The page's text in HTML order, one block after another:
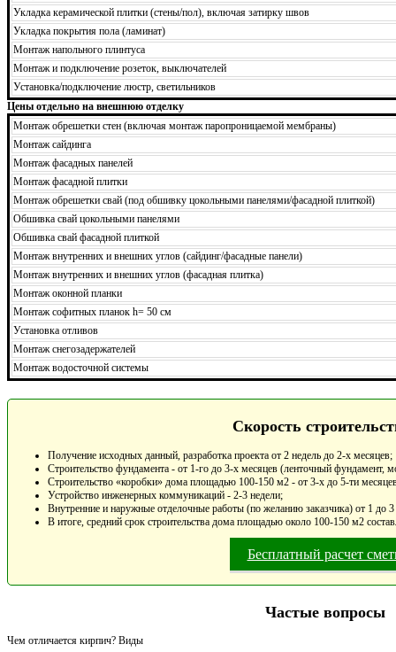
Укладка керамической плитки (стены/пол), включая затирку швов
Укладка покрытия пола (ламинат)
Монтаж напольного плинтуса
Монтаж и подключение розеток, выключателей
Установка/подключение люстр, светильников
Цены отдельно на внешнюю отделку
Монтаж обрешетки стен (включая монтаж паропроницаемой мембраны)
Монтаж сайдинга
Монтаж фасадных панелей
Монтаж фасадной плитки
Монтаж обрешетки свай (под обшивку цокольными панелями/фасадной плиткой)
Обшивка свай цокольными панелями
Обшивка свай фасадной плиткой
Монтаж внутренних и внешних углов (сайдинг/фасадные панели)
Монтаж внутренних и внешних углов (фасадная плитка)
Монтаж оконной планки
Монтаж софитных планок h= 50 см
Установка отливов
Монтаж снегозадержателей
Монтаж водосточной системы
Скорость
Получение исходных данный, разработка проекта от 2 недель до 2-х месяцев;
Строительство фундамента - от 1-го до 3-х месяцев (ленточный фундамент,
Строительство «коробки» дома площадью 100-150 м2 - от 3-х до 5-ти
Устройство инженерных коммуникаций - 2-3 недели;
Внутренние и наружные отделочные работы (по желанию заказчика) от 1 до
В итоге, средний срок строительства дома площадью около 100-150 м2
Бесплатный расчет
Частые вопросы
Чем отличается кирпич? Виды